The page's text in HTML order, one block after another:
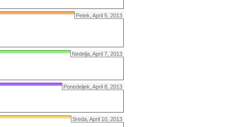
Petek, April 5, 2013
Nedelja, April 7, 2013
Ponedeljek, April 8, 2013
Sreda, April 10, 2013